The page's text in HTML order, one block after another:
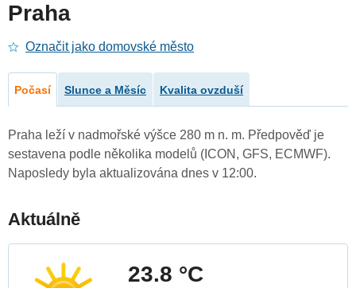
Praha
Označit jako domovské město
Počasí Slunce a Měsíc Kvalita ovzduší
Praha leží v nadmořské výšce 280 m n. m. Předpověď je
sestavena podle několika modelů (ICON, GFS, ECMWF).
Naposledy byla aktualizována dnes v 12:00.
Aktuálně
23.8 °C